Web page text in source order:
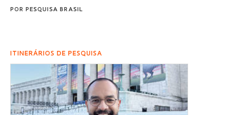
POR PESQUISA BRASIL
ITINERÁRIOS DE PESQUISA